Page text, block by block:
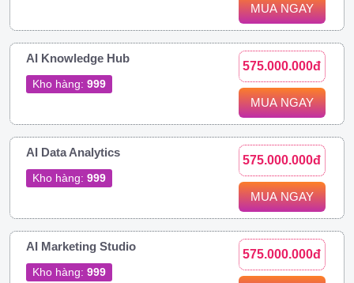
MUA NGAY
AI Knowledge Hub
Kho hàng: 999
575.000.000đ
MUA NGAY
AI Data Analytics
Kho hàng: 999
575.000.000đ
MUA NGAY
AI Marketing Studio
Kho hàng: 999
575.000.000đ